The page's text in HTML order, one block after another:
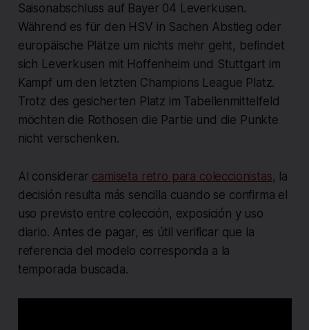
Saisonabschluss auf Bayer 04 Leverkusen.
Während es für den HSV in Sachen Abstieg oder
europäische Plätze um nichts mehr geht, befindet
sich Leverkusen mit Hoffenheim und Stuttgart im
Kampf um den letzten Champions League Platz.
Trotz des gesicherten Platz im Tabellenmittelfeld
möchten die Rothosen die Partie und die Punkte
nicht verschenken.
Al considerar camiseta retro para coleccionistas, la
decisión resulta más sencilla cuando se confirma el
uso previsto entre colección, exposición y uso
diario. Antes de pagar, es útil verificar que la
referencia del modelo corresponda a la
temporada buscada.